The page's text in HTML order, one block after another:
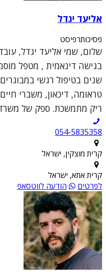
אליעד יגדל
פסיכותרפיסט
שלום, שמי אליעד יגדל, עובד
שנים בטיפול רגשי
טראומה, דיכאון, משברי
ריק מתמשכת. ספק של משרד
054-5835358
קרית מוצקין, ישראל
קרית אתא, ישראל
לפרטים
הודעה לווטסאפ